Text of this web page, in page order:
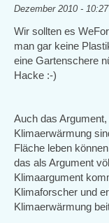
Dezember 2010 - 10:27
Wir sollten es
man gar keine
eine Gartenschere
Hacke :-)
Auch das
Klimaerwärmung
Fläche leben
das als Argument
Klimaargument
Klimaforscher und
Klimaerwärmung